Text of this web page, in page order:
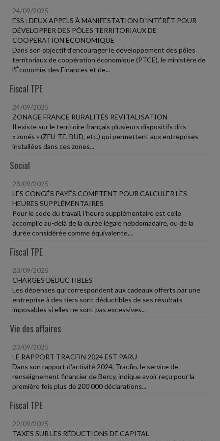
24/09/2025
ESS : DEUX APPELS À MANIFESTATION D'INTÉRÊT POUR
DÉVELOPPER DES PÔLES TERRITORIAUX DE
COOPÉRATION ÉCONOMIQUE
Dans son objectif d'encourager le développement des pôles
territoriaux de coopération économique (PTCE), le ministère de
l'Économie, des Finances et de...
Fiscal TPE
24/09/2025
ZONAGE FRANCE RURALITÉS REVITALISATION
Il existe sur le territoire français plusieurs dispositifs dits
« zonés » (ZFU-TE, BUD, etc.) qui permettent aux entreprises
installées dans ces zones...
Social
23/09/2025
LES CONGÉS PAYÉS COMPTENT POUR CALCULER LES
HEURES SUPPLÉMENTAIRES
Pour le code du travail, l'heure supplémentaire est celle
accomplie au-delà de la durée légale hebdomadaire, ou de la
durée considérée comme équivalente....
Fiscal TPE
23/09/2025
CHARGES DÉDUCTIBLES
Les dépenses qui correspondent aux cadeaux offerts par une
entreprise à des tiers sont déductibles de ses résultats
imposables si elles ne sont pas excessives...
Vie des affaires
23/09/2025
LE RAPPORT TRACFIN 2024 EST PARU
Dans son rapport d'activité 2024, Tracfin, le service de
renseignement financier de Bercy, indique avoir reçu pour la
première fois plus de 200 000 déclarations...
Fiscal TPE
22/09/2025
TAXES SUR LES RÉDUCTIONS DE CAPITAL